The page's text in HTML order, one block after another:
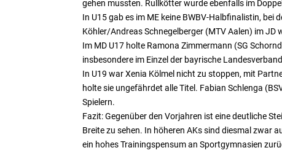
gehen mussten. Rullkötter wurde ebenfalls im
In U15 gab es im ME keine BWBV-Halbfinalistin,
Köhler/Andreas Schnegelberger (MTV Aalen) im
Im MD U17 holte Ramona Zimmermann (SG
insbesondere im Einzel der bayrische
In U19 war Xenia Kölmel nicht zu stoppen, mit
holte sie ungefährdet alle Titel. Fabian Schlenga
Spielern.
Fazit: Gegenüber den Vorjahren ist eine deutliche
Breite zu sehen. In höheren AKs sind diesmal zwar
ein hohes Trainingspensum an Sportgymnasien